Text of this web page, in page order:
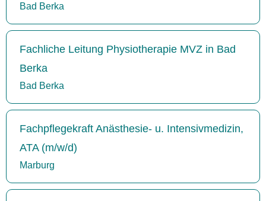
Bad Berka
Fachliche Leitung Physiotherapie MVZ in Bad
Berka
Bad Berka
Fachpflegekraft Anästhesie- u. Intensivmedizin,
ATA (m/w/d)
Marburg